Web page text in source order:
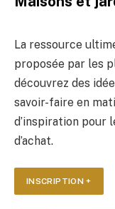
La ressource
proposée par les
découvrez des
savoir-faire en
d’inspiration pour
d’achat.
INSCRIPTION +